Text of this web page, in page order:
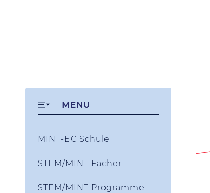
MENU
MINT-EC Schule
STEM/MINT Fächer
STEM/MINT Programme